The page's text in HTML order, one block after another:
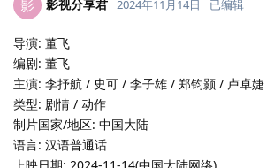
影 影视分享君 2024年11月14日 已编辑
导演: 董飞
编剧: 董飞
主演: 李抒航 / 史可 / 李子雄 / 郑钧颢 / 卢卓婕
类型: 剧情 / 动作
制片国家/地区: 中国大陆
语言: 汉语普通话